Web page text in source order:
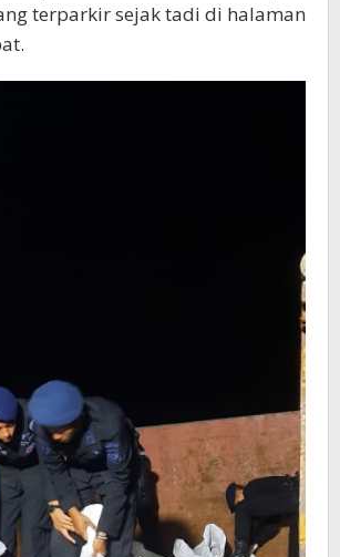
terparkir sejak tadi di halaman